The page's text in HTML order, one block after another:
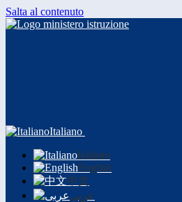
Salta al contenuto
Italiano
Italiano
English
中文
عربى